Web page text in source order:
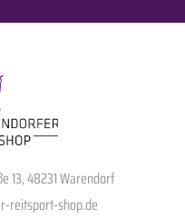
13, 48231 Warendorf
reitsport-shop.de